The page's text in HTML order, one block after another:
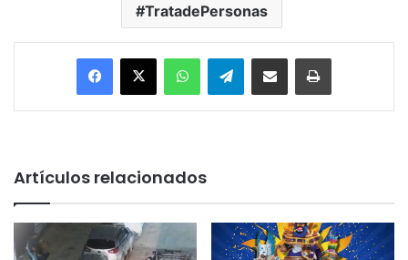
TratadePersonas
Facebook
X WhatsAppTelegramEnviar vía email Imprimir
Artículos relacionados